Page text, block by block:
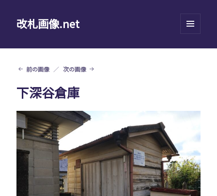
改札画像.net
ーとウ
前の画像 次の画像
下深谷倉庫